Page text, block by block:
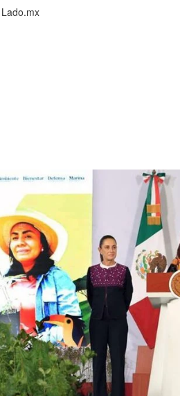
Lado.mx